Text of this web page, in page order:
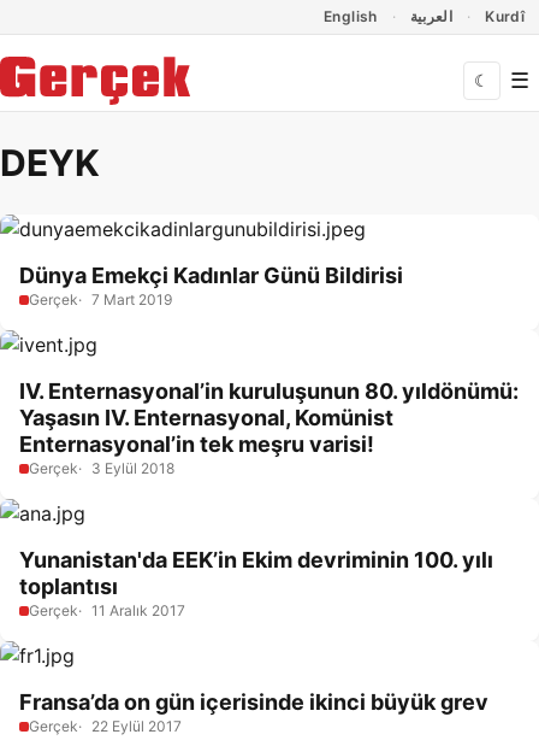
English العربية Kurdî
☾ ☰
DEYK
Dünya Emekçi Kadınlar Günü Bildirisi
Gerçek 7 Mart 2019
IV. Enternasyonal’in kuruluşunun 80. yıldönümü:
Yaşasın IV. Enternasyonal, Komünist
Enternasyonal’in tek meşru varisi!
Gerçek 3 Eylül 2018
Yunanistan'da EEK’in Ekim devriminin 100. yılı
toplantısı
Gerçek 11 Aralık 2017
Fransa’da on gün içerisinde ikinci büyük grev
Gerçek 22 Eylül 2017